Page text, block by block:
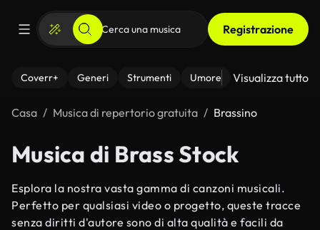
Registrazione
Coverr+ Generi Strumenti Umore Visualizza tutto
Casa Musica di repertorio gratuita Brassino
Musica di Brass Stock
Esplora la nostra vasta gamma di canzoni musicali.
Perfetto per qualsiasi video o progetto, queste tracce
senza diritti d'autore sono di alta qualità e facili da